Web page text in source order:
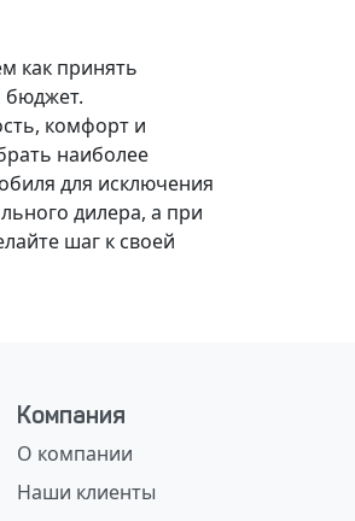
как принять
бюджет.
комфорт и
наиболее
для исключения
дилера, а при
шаг к своей
Компания
О компании
Наши клиенты